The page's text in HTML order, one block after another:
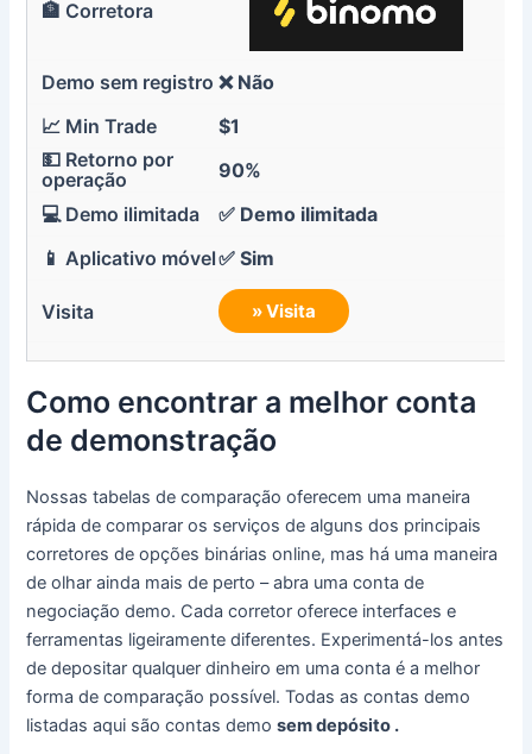
❌ Não
$1
90%
✅ Demo ilimitada
✅ Sim
» Visita
Como encontrar a melhor conta
de demonstração
Nossas tabelas de comparação oferecem uma maneira
rápida de comparar os serviços de alguns dos principais
corretores de opções binárias online, mas há uma maneira
de olhar ainda mais de perto – abra uma conta de
negociação demo. Cada corretor oferece interfaces e
ferramentas ligeiramente diferentes. Experimentá-los antes
de depositar qualquer dinheiro em uma conta é a melhor
forma de comparação possível. Todas as contas demo
listadas aqui são contas demosem depósito .